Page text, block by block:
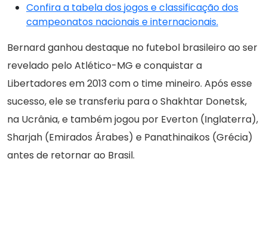
Confira a tabela dos jogos e classificação dos
campeonatos nacionais e internacionais.
Bernard ganhou destaque no futebol brasileiro ao ser
revelado pelo Atlético-MG e conquistar a
Libertadores em 2013 com o time mineiro. Após esse
sucesso, ele se transferiu para o Shakhtar Donetsk,
na Ucrânia, e também jogou por Everton (Inglaterra),
Sharjah (Emirados Árabes) e Panathinaikos (Grécia)
antes de retornar ao Brasil.